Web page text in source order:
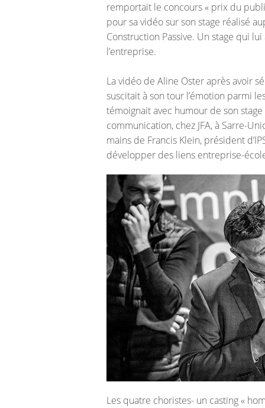
remportait le concours « prix du
pour sa vidéo sur son stage réalisé
Construction Passive. Un stage qui
l’entreprise.
La vidéo de Aline Oster après avoir
suscitait à son tour l’émotion parmi
témoignait avec humour de son
communication, chez JFA, à Sarre-
mains de Francis Klein, président
développer des liens entreprise-
Les quatre choristes- un casting «